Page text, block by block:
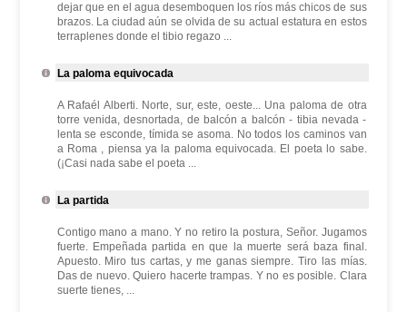
dejar que en el agua desemboquen los ríos más chicos de sus
brazos. La ciudad aún se olvida de su actual estatura en estos
terraplenes donde el tibio regazo ...
La paloma equivocada
A Rafaél Alberti. Norte, sur, este, oeste... Una paloma de otra
torre venida, desnortada, de balcón a balcón - tibia nevada -
lenta se esconde, tímida se asoma. No todos los caminos van
a Roma , piensa ya la paloma equivocada. El poeta lo sabe.
(¡Casi nada sabe el poeta ...
La partida
Contigo mano a mano. Y no retiro la postura, Señor. Jugamos
fuerte. Empeñada partida en que la muerte será baza final.
Apuesto. Miro tus cartas, y me ganas siempre. Tiro las mías.
Das de nuevo. Quiero hacerte trampas. Y no es posible. Clara
suerte tienes, ...